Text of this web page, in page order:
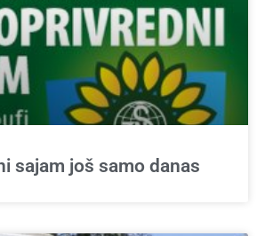
sajam još samo danas